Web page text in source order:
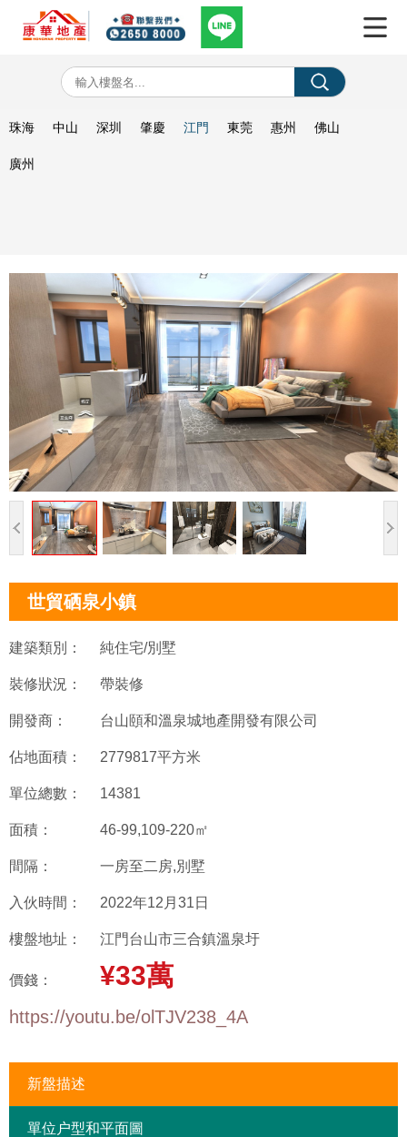
珠海 中山 深圳 肇慶 江門 東莞 惠州 佛山
廣州
世貿硒泉小鎮
建築類別： 純住宅/別墅
裝修狀況： 帶裝修
開發商： 台山頤和溫泉城地產開發有限公司
佔地面積： 2779817平方米
單位總數： 14381
面積： 46-99,109-220㎡
間隔： 一房至二房,別墅
入伙時間： 2022年12月31日
樓盤地址： 江門台山市三合鎮溫泉圩
價錢： ¥33萬
https://youtu.be/olTJV238_4A
新盤描述
單位户型和平面圖